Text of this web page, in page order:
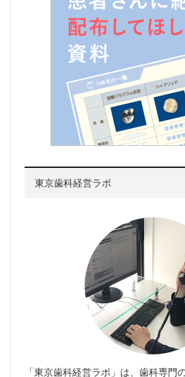
東京歯科経営ラボ
「東京歯科経営ラボ」は、歯科専門